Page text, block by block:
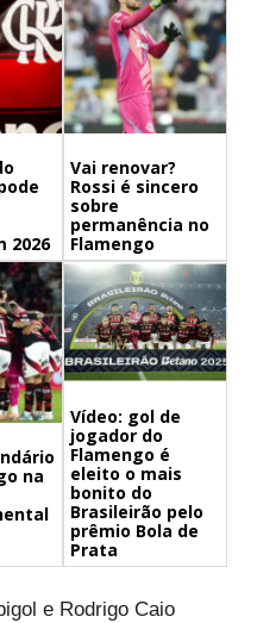
2026
Vai renovar?
Rossi é sincero
sobre
permanência no
Flamengo
na
Vídeo: gol de
jogador do
Flamengo é
eleito o mais
bonito do
Brasileirão pelo
prêmio Bola de
Prata
e Rodrigo Caio